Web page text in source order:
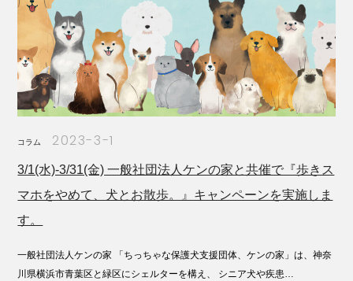
コラム 2023-3-1
3/1(水)-3/31(金) 一般社団法人ケンの家と共催で『歩きス
マホをやめて、⽝とお散歩。』キャンペーンを実施しま
す。
一般社団法人ケンの家 「ちっちゃな保護犬支援団体、ケンの家」は、神奈
川県横浜市⻘葉区と緑区にシェルターを構え、 シニア⽝や疾患…